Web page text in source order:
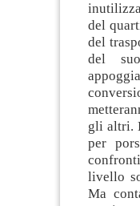
del
del
del
gli altri.
per
livello
Ma